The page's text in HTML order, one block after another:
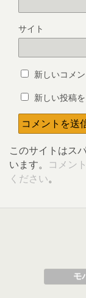
サイト
新しいコメ
新しい投稿
このサイトはス
います。
コメン
ください。
モ